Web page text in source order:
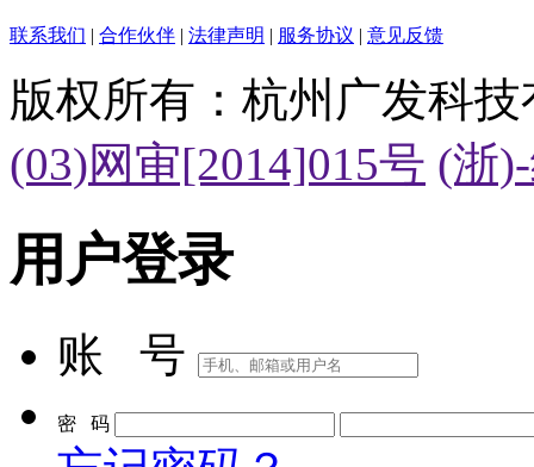
联系我们 | 合作伙伴 | 法律声明 | 服务协议 | 意见反馈
版权所有：杭州广发科
(03)网审[2014]015号 (浙
用户登录
账 号
密 码